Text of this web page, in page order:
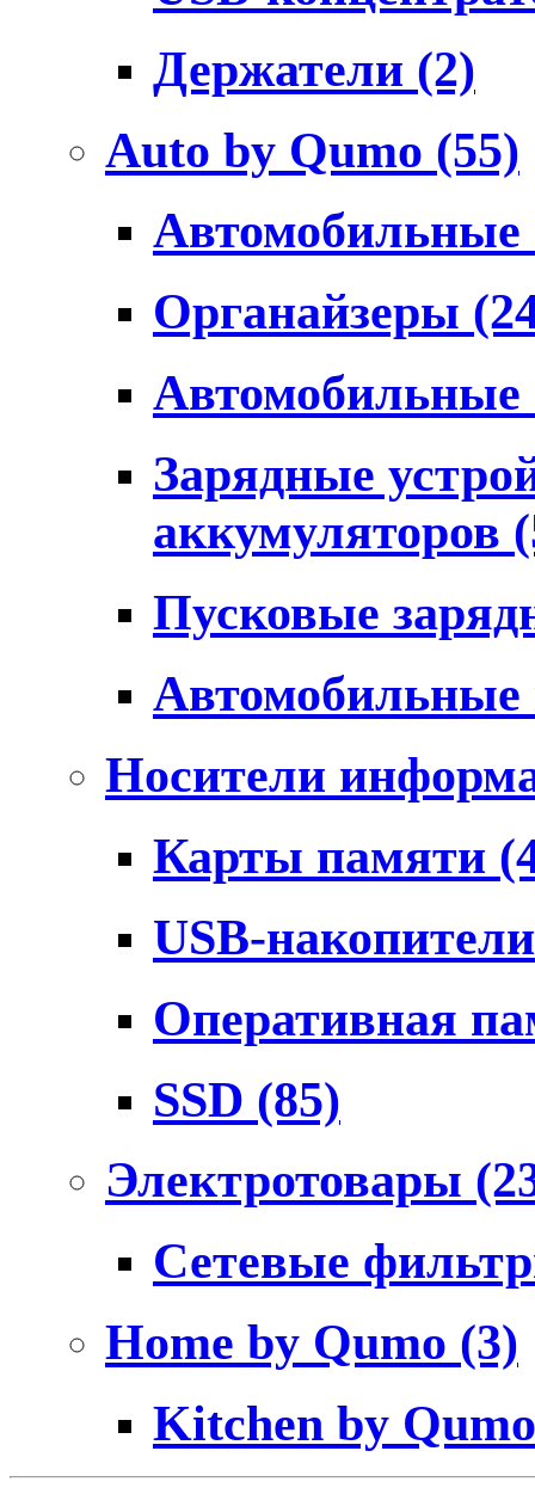
Держатели (2)
Auto by Qumo (55)
Органайзеры
Зарядные
аккумуляторов
Пусковые
Носители
Карты памяти
USB-
Оперативная
SSD (85)
Электротовары
Сетевые
Home by Qumo (3)
Kitchen by